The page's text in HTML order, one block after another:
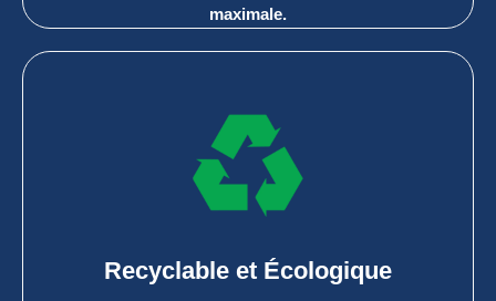
Recyclable et Écologique
maximale.